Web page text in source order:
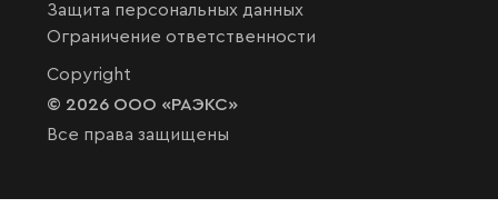
Защита персональных данных
Ограничение ответственности
Copyright
© 2026 ООО «РАЭКС»
Все права защищены